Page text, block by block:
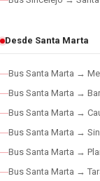
Desde Santa Marta
Bus Santa Marta →
Bus Santa Marta →
Bus Santa Marta →
Bus Santa Marta →
Bus Santa Marta →
Bus Santa Marta →